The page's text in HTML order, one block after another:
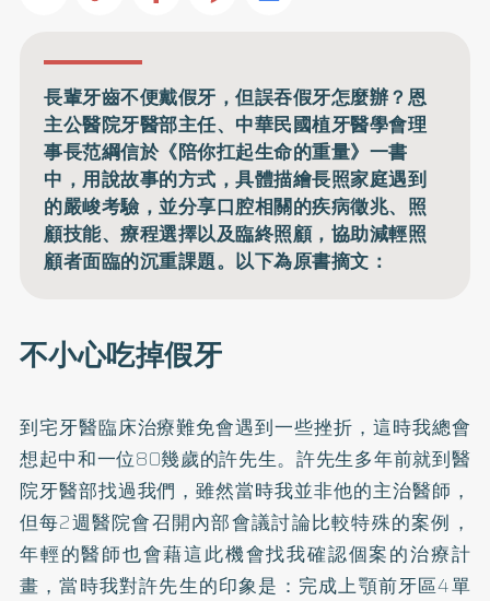
長輩牙齒不便戴假牙，但誤吞假牙怎麼辦？恩
主公醫院牙醫部主任、中華民國植牙醫學會理
事長范綱信於《陪你扛起生命的重量》一書
中，用說故事的方式，具體描繪長照家庭遇到
的嚴峻考驗，並分享口腔相關的疾病徵兆、照
顧技能、療程選擇以及臨終照顧，協助減輕照
顧者面臨的沉重課題。以下為原書摘文：
不小心吃掉假牙
到宅牙醫臨床治療難免會遇到一些挫折，這時我總會
想起中和一位80幾歲的許先生。許先生多年前就到醫
院牙醫部找過我們，雖然當時我並非他的主治醫師，
但每2週醫院會召開內部會議討論比較特殊的案例，
年輕的醫師也會藉這此機會找我確認個案的治療計
畫，當時我對許先生的印象是：完成上顎前牙區4單